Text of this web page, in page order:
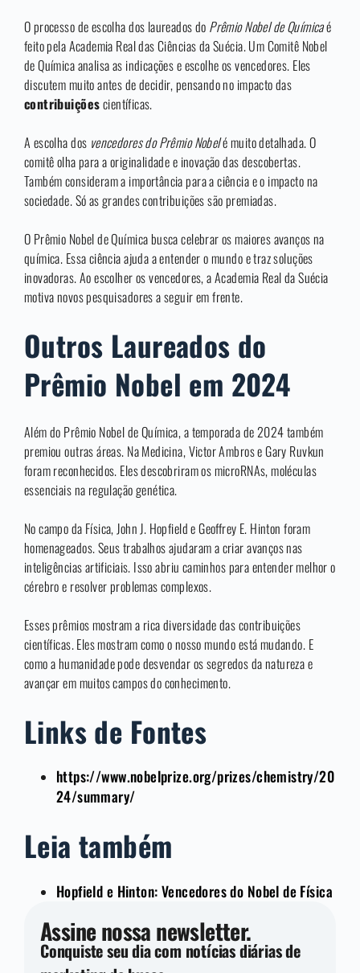
O processo de escolha dos laureados do Prêmio Nobel de Químicaé
feito pela Academia Real das Ciências da Suécia. Um Comitê Nobel
de Química analisa as indicações e escolhe os vencedores. Eles
discutem muito antes de decidir, pensando no impacto das
contribuiçõescientíficas.
A escolha dos vencedores do Prêmio Nobelé muito detalhada. O
comitê olha para a originalidade e inovação das descobertas.
Também consideram a importância para a ciência e o impacto na
sociedade. Só as grandes contribuições são premiadas.
O Prêmio Nobel de Química busca celebrar os maiores avanços na
química. Essa ciência ajuda a entender o mundo e traz soluções
inovadoras. Ao escolher os vencedores, a Academia Real da Suécia
motiva novos pesquisadores a seguir em frente.
Outros Laureados do
Prêmio Nobel em 2024
Além do Prêmio Nobel de Química, a temporada de 2024 também
premiou outras áreas. Na Medicina, Victor Ambros e Gary Ruvkun
foram reconhecidos. Eles descobriram os microRNAs, moléculas
essenciais na regulação genética.
No campo da Física, John J. Hopfield e Geoffrey E. Hinton foram
homenageados. Seus trabalhos ajudaram a criar avanços nas
inteligências artificiais. Isso abriu caminhos para entender melhor o
cérebro e resolver problemas complexos.
Esses prêmios mostram a rica diversidade das contribuições
científicas. Eles mostram como o nosso mundo está mudando. E
como a humanidade pode desvendar os segredos da natureza e
avançar em muitos campos do conhecimento.
Links de Fontes
https://www.nobelprize.org/prizes/chemistry/20
24/summary/
Leia também
Hopfield e Hinton: Vencedores do Nobel de Física
Assine nossa newsletter.
Conquiste seu dia com notícias diárias de